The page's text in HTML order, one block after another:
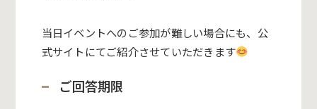
当日イベントへのご参加が難しい場合にも、公
式サイトにてご紹介させていただきます
ご回答期限